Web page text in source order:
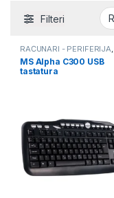
Filteri
RAČUNARI - PERIFERIJA,
TASTATURE
MS Alpha C300 USB
tastatura